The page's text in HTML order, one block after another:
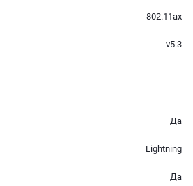
802.11ax
v5.3
Да
Lightning
Да